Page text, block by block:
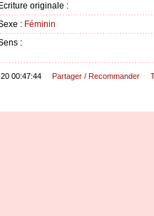
Ecriture originale :
: Féminin
:
00:47:44 Partager / Recommander